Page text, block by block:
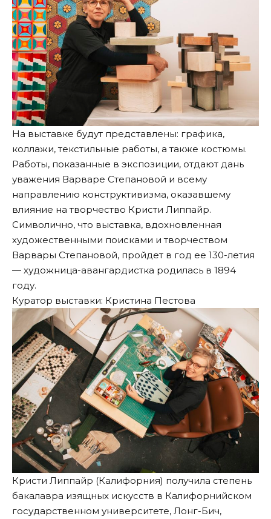
На выставке будут представлены: графика,
коллажи, текстильные работы, а также костюмы.
Работы, показанные в экспозиции, отдают дань
уважения Варваре Степановой и всему
направлению конструктивизма, оказавшему
влияние на творчество Кристи Липпайр.
Символично, что выставка, вдохновленная
художественными поисками и творчеством
Варвары Степановой, пройдет в год ее 130-летия
— художница-авангардистка родилась в 1894
году.
Куратор выставки: Кристина Пестова
Кристи Липпайр (Калифорния) получила степень
бакалавра изящных искусств в Калифорнийском
государственном университете, Лонг-Бич,